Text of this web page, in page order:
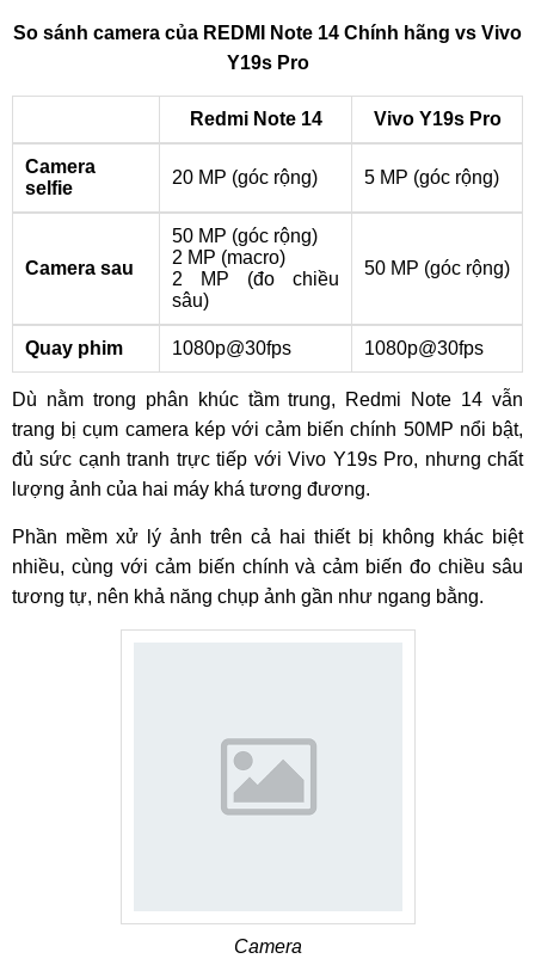
So sánh camera của REDMI Note 14 Chính hãng vs Vivo
Y19s Pro
Redmi Note 14 Vivo Y19s Pro
Camera
selfie
20 MP (góc rộng) 5 MP (góc rộng)
Camera sau
50 MP (góc rộng)
2 MP (macro)
2 MP (đo chiều
sâu)
50 MP (góc rộng)
Quay phim 1080p@30fps 1080p@30fps
Dù nằm trong phân khúc tầm trung, Redmi Note 14 vẫn
trang bị cụm camera kép với cảm biến chính 50MP nổi bật,
đủ sức cạnh tranh trực tiếp với Vivo Y19s Pro, nhưng chất
lượng ảnh của hai máy khá tương đương.
Phần mềm xử lý ảnh trên cả hai thiết bị không khác biệt
nhiều, cùng với cảm biến chính và cảm biến đo chiều sâu
tương tự, nên khả năng chụp ảnh gần như ngang bằng.
Camera